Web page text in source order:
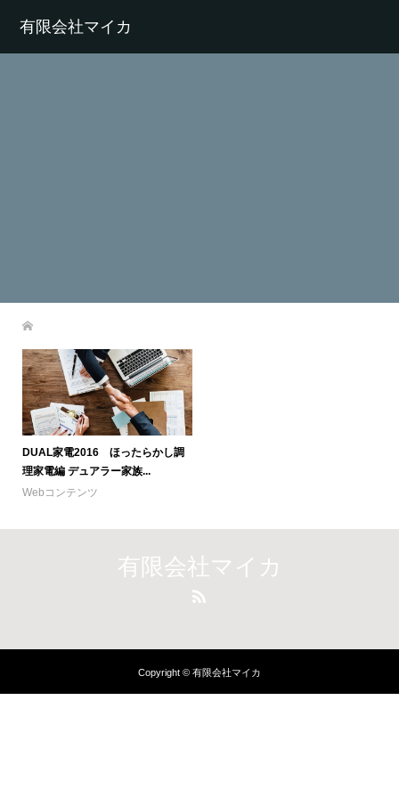
有限会社マイカ
DUAL家電2016 ほったらかし調
理家電編 デュアラー家族...
Webコンテンツ
有限会社マイカ
Copyright © 有限会社マイカ